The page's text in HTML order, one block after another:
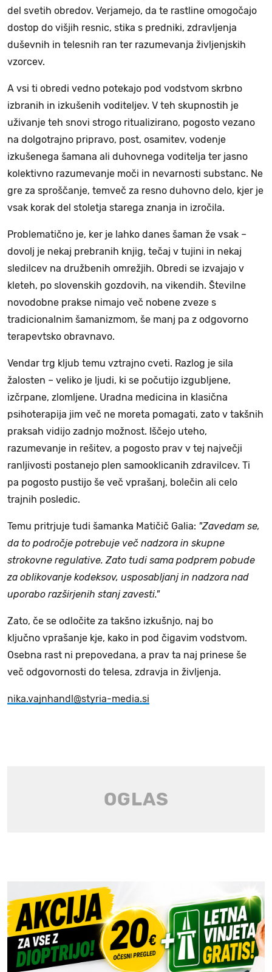
del svetih obredov. Verjamejo, da te rastline omogočajo
dostop do višjih resnic, stika s predniki, zdravljenja
duševnih in telesnih ran ter razumevanja življenjskih
vzorcev.
A vsi ti obredi vedno potekajo pod vodstvom skrbno
izbranih in izkušenih voditeljev. V teh skupnostih je
uživanje teh snovi strogo ritualizirano, pogosto vezano
na dolgotrajno pripravo, post, osamitev, vodenje
izkušenega šamana ali duhovnega voditelja ter jasno
kolektivno razumevanje moči in nevarnosti substanc. Ne
gre za sproščanje, temveč za resno duhovno delo, kjer je
vsak korak del stoletja starega znanja in izročila.
Problematično je, ker je lahko danes šaman že vsak –
dovolj je nekaj prebranih knjig, tečaj v tujini in nekaj
sledilcev na družbenih omrežjih. Obredi se izvajajo v
kleteh, po slovenskih gozdovih, na vikendih. Številne
novodobne prakse nimajo več nobene zveze s
tradicionalnim šamanizmom, še manj pa z odgovorno
terapevtsko obravnavo.
Vendar trg kljub temu vztrajno cveti. Razlog je sila
žalosten – veliko je ljudi, ki se počutijo izgubljene,
izčrpane, zlomljene. Uradna medicina in klasična
psihoterapija jim več ne moreta pomagati, zato v takšnih
praksah vidijo zadnjo možnost. Iščejo uteho,
razumevanje in rešitev, a pogosto prav v tej največji
ranljivosti postanejo plen samooklicanih zdravilcev. Ti
pa pogosto pustijo še več vprašanj, bolečin ali celo
trajnih posledic.
Temu pritrjuje tudi šamanka Matičič Galia: "Zavedam se,
da to področje potrebuje več nadzora in skupne
strokovne regulative. Zato tudi sama podprem pobude
za oblikovanje kodeksov, usposabljanj in nadzora nad
uporabo razširjenih stanj zavesti."
Zato, če se odločite za takšno izkušnjo, naj bo
ključno vprašanje kje, kako in pod čigavim vodstvom.
Osebna rast ni prepovedana, a prav ta naj prinese še
več odgovornosti do telesa, zdravja in življenja.
nika.vajnhandl@styria-media.si